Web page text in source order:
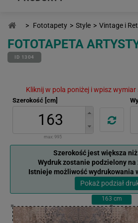
> Fototapety > Style > Vintage i
FOTOTAPETA
ID 1304
Kliknij w pola poniżej i wpisz wymiar
Szerokość [cm]
max: 995
Szerokość jest większa
Wydruk zostanie podzielony na
Istnieje możliwość wydrukowania
Pokaż podział
163 cm